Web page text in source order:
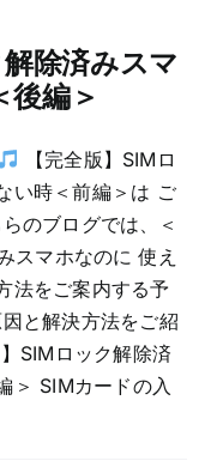
解除済みスマ
編＞
【完全版】SIMロ
い時＜前編＞は ご
のブログでは、＜
スマホなのに 使え
法をご案内する予
と解決方法をご紹
SIMロック解除済
＞ SIMカードの入